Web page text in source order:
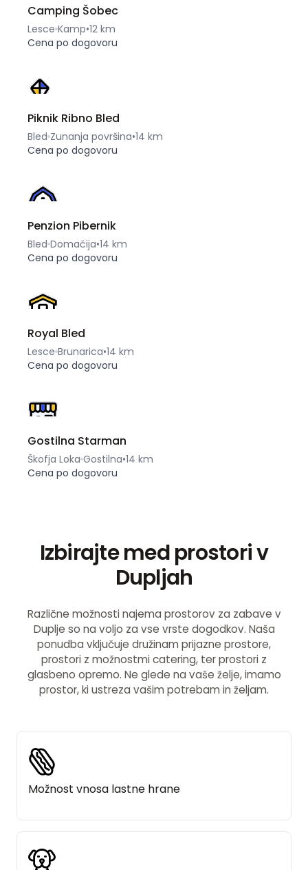
Camping Šobec
Lesce Kamp•12 km
Cena po dogovoru
Piknik Ribno Bled
Bled Zunanja površina•14 km
Cena po dogovoru
Penzion Pibernik
Bled Domačija•14 km
Cena po dogovoru
Royal Bled
Lesce Brunarica•14 km
Cena po dogovoru
Gostilna Starman
Škofja Loka Gostilna•14 km
Cena po dogovoru
Izbirajte med prostori v
Dupljah
Različne možnosti najema prostorov za zabave v
Duplje so na voljo za vse vrste dogodkov. Naša
ponudba vključuje družinam prijazne prostore,
prostori z možnostmi catering, ter prostori z
glasbeno opremo. Ne glede na vaše želje, imamo
prostor, ki ustreza vašim potrebam in željam.
Možnost vnosa lastne hrane